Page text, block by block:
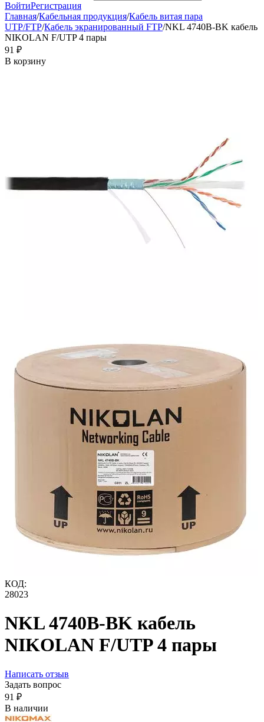
ВойтиРегистрация
Главная/Кабельная продукция/Кабель витая пара
UTP/FTP/Кабель экранированный FTP/NKL 4740B-BK кабель
NIKOLAN F/UTP 4 пары
‍91‍ ₽
В корзину
КОД:
28023
NKL 4740B-BK кабель
NIKOLAN F/UTP 4 пары
Написать отзыв
Задать вопрос
‍91‍ ₽
В наличии